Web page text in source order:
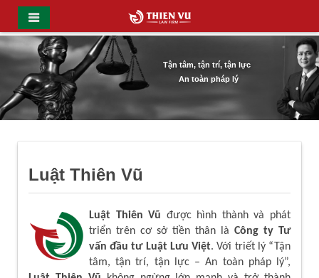
Tận tâm, tận trí, tận lực
An toàn pháp lý
Luật Thiên Vũ
Luật Thiên Vũ được hình thành và phát
triển trên cơ sở tiền thân là Công ty Tư
vấn đầu tư Luật Lưu Việt. Với triết lý “Tận
tâm, tận trí, tận lực – An toàn pháp lý”,